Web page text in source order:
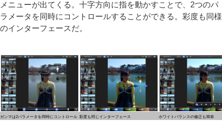
メニューが出てくる。十字方向に指を動かすことで、2つのパ
ラメータを同時にコントロールすることができる。彩度も同様
のインターフェースだ。
ガンマは2パラメータを同時にコントロール 彩度も同じインターフェース ホワイトバランスの修正も簡単